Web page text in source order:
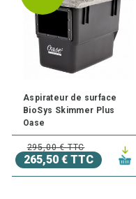
Aspirateur de surface
BioSys Skimmer Plus
Oase
295,00 € TTC
265,50 € TTC